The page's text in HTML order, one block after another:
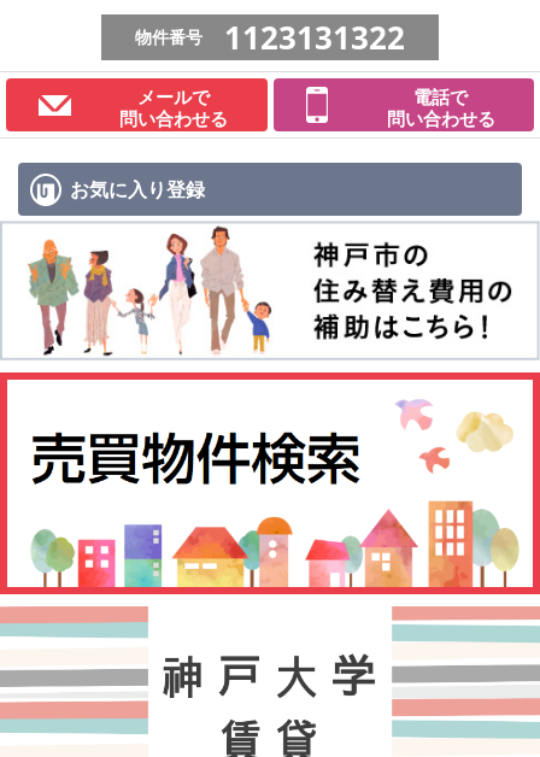
物件番号 1123131322
メールで
問い合わせる
電話で
問い合わせる
お気に入り登録